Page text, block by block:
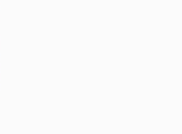
115/113R